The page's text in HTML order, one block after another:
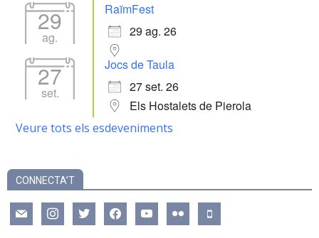
29
ag.
RaïmFest
29 ag. 26
27
set.
Jocs de Taula
27 set. 26
Els Hostalets de Pierola
Veure tots els esdeveniments
CONNECTA’T
mail instagramtwitter facebookyoutube flickr mobile